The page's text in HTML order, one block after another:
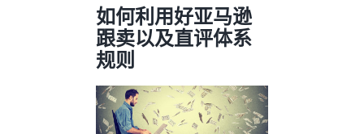
如何利用好亚马逊
跟卖以及直评体系
规则